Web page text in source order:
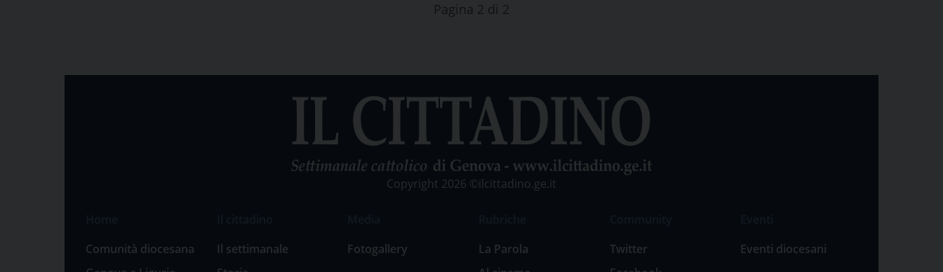
Pagina 2 di 2
Copyright 2026 ©ilcittadino.ge.it
Comunità diocesana
Il settimanale
Fotogallery
La Parola
Twitter
Eventi diocesani